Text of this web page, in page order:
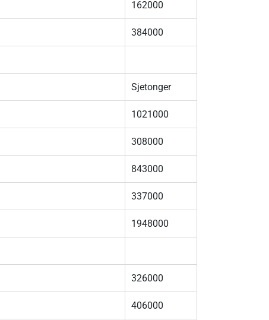
162000
384000
Sjetonger
1021000
308000
843000
337000
1948000
326000
406000